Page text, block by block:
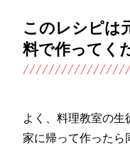
このレシピは
料で作ってく
よく、料理教室の生
家に帰って作ったら